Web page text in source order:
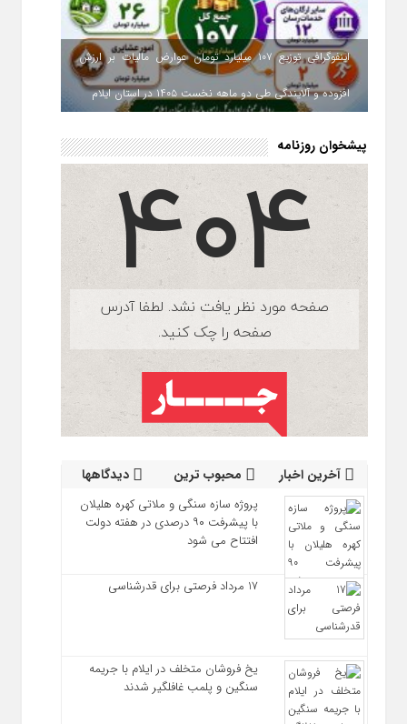
اینفوگرافی توزیع ۱۰۷ میلیارد تومان عوارض مالیات بر ارزش
افزوده و آلایندگی طی دو ماهه نخست ۱۴۰۵ در استان ایلام
پیشخوان روزنامه
آخرین اخبار محبوب ترین دیدگاهها
پروژه سازه سنگی و ملاتی کهره هلیلان
با پیشرفت ۹۰ درصدی در هفته دولت
افتتاح می شود
17 مرداد فرصتی برای قدرشناسی
یخ‌ فروشان متخلف در ایلام با جریمه
سنگین و پلمب غافلگیر شدند